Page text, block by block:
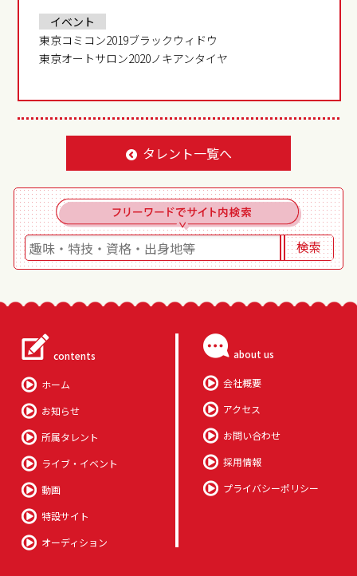
イベント
東京コミコン2019ブラックウィドウ
東京オートサロン2020ノキアンタイヤ
タレント一覧へ
contents
ホーム
お知らせ
所属タレント
ライブ・イベント
動画
特設サイト
オーディション
about us
会社概要
アクセス
お問い合わせ
採用情報
プライバシーポリシー